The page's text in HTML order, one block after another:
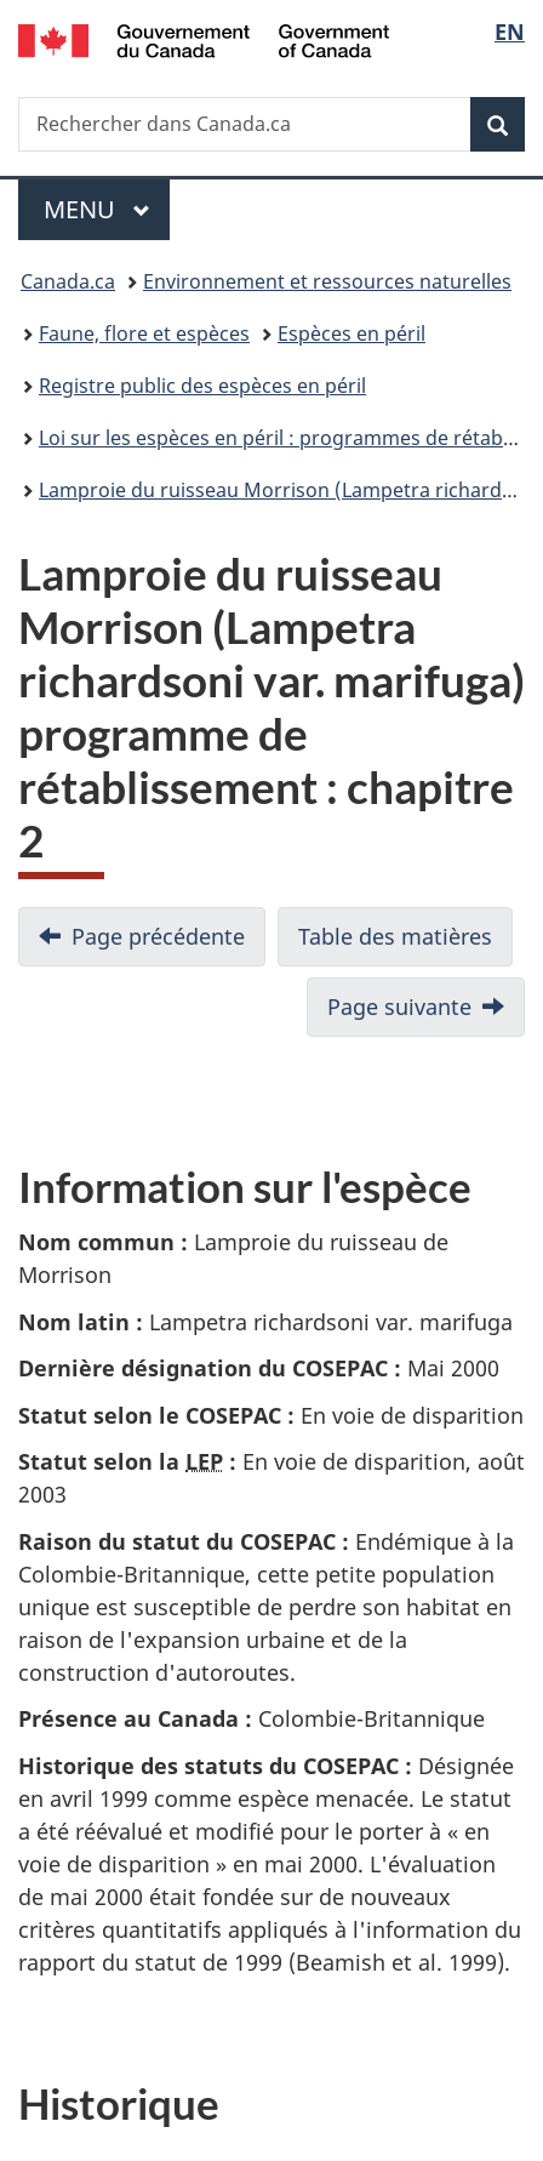
Passer
au
principal
Passer
à
Au
du
Passer
à
version
simplifiée
de
la
EN
Recherche
Rechercher
dans
Menu
MENU PRINCIPAL
Vous
êtes
ici :
Canada.ca
Environnement et ressources naturelles
Faune, flore et espèces
Espèces en péril
Registre public des espèces en péril
Loi sur les espèces en péril : programmes de rétablissement
Lamproie du ruisseau Morrison (Lampetra richardsoni var. marifuga) programme de rétablissement
Lamproie du ruisseau
Morrison (Lampetra
richardsoni var. marifuga)
programme de
rétablissement : chapitre
2
Page précédente Table des matières
Page suivante
Information sur l'espèce
Nom commun : Lamproie du ruisseau de
Morrison
Nom latin : Lampetra richardsoni var. marifuga
Dernière désignation du COSEPAC : Mai 2000
Statut selon le COSEPAC : En voie de disparition
Statut selon la LEP : En voie de disparition, août
2003
Raison du statut du COSEPAC : Endémique à la
Colombie-Britannique, cette petite population
unique est susceptible de perdre son habitat en
raison de l'expansion urbaine et de la
construction d'autoroutes.
Présence au Canada : Colombie-Britannique
Historique des statuts du COSEPAC : Désignée
en avril 1999 comme espèce menacée. Le statut
a été réévalué et modifié pour le porter à « en
voie de disparition » en mai 2000. L'évaluation
de mai 2000 était fondée sur de nouveaux
critères quantitatifs appliqués à l'information du
rapport du statut de 1999 (Beamish et al. 1999).
Historique